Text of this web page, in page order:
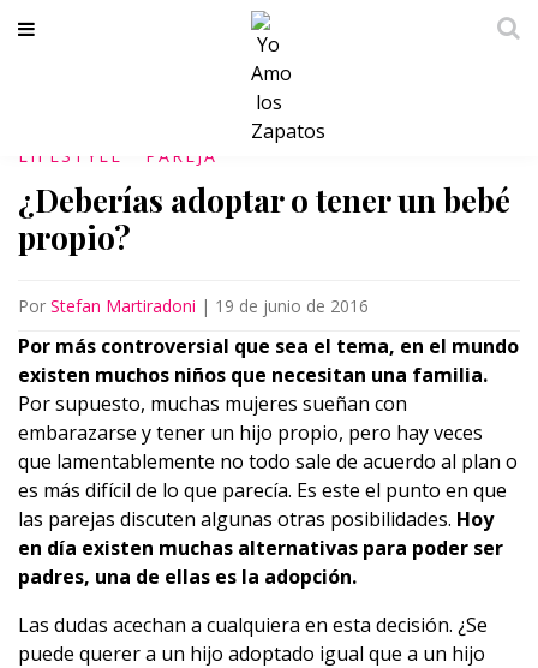
LIFESTYLE PAREJA
¿Deberías adoptar o tener un bebé
propio?
Por Stefan Martiradoni | 19 de junio de 2016
Por más controversial que sea el tema, en el mundo
existen muchos niños que necesitan una familia.
Por supuesto, muchas mujeres sueñan con
embarazarse y tener un hijo propio, pero hay veces
que lamentablemente no todo sale de acuerdo al plan o
es más difícil de lo que parecía. Es este el punto en que
las parejas discuten algunas otras posibilidades. Hoy
en día existen muchas alternativas para poder ser
padres, una de ellas es la adopción.
Las dudas acechan a cualquiera en esta decisión. ¿Se
puede querer a un hijo adoptado igual que a un hijo